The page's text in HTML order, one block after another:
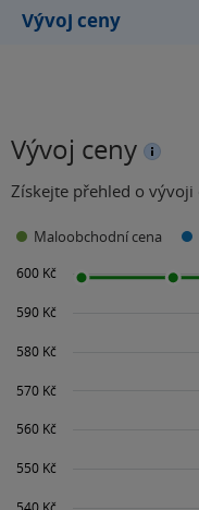
Vývoj ceny
Vývoj ceny
Získejte přehled o vývoji
Maloobchodní cena